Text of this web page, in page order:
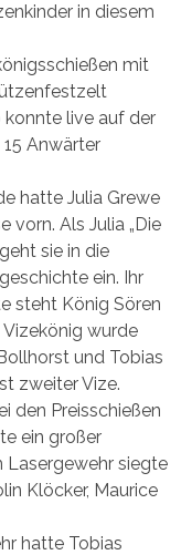
in diesem
mit
live auf der
Anwärter
hatte Julia Grewe
vorn. Als Julia „Die
sie in die
ein. Ihr
steht König Sören
Vizekönig wurde
und Tobias
zweiter Vize.
den Preisschießen
ein großer
Lasergewehr siegte
Klöcker, Maurice
hatte Tobias